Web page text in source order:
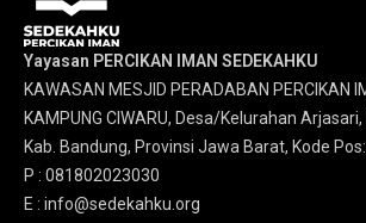
Yayasan PERCIKAN IMAN SEDEKAHKU
KAWASAN MESJID PERADABAN PERCIKAN
KAMPUNG CIWARU, Desa/Kelurahan
Kab. Bandung, Provinsi Jawa Barat, Kode
P : 081802023030
E : info@sedekahku.org